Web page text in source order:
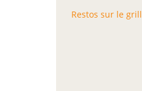
Restos sur le grill